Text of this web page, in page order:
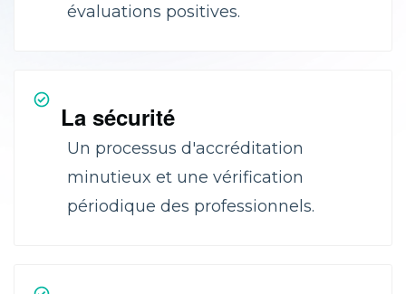
évaluations positives.
La sécurité
Un processus d'accréditation
minutieux et une vérification
périodique des professionnels.